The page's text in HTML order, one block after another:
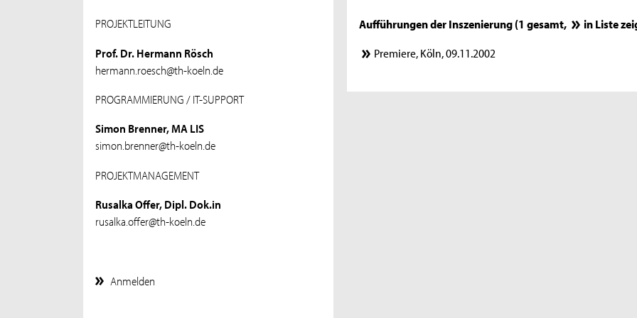
PROJEKTLEITUNG
Prof. Dr. Hermann Rösch
hermann.roesch@th-koeln.de
PROGRAMMIERUNG / IT-SUPPORT
Simon Brenner, MA LIS
simon.brenner@th-koeln.de
PROJEKTMANAGEMENT
Rusalka Offer, Dipl. Dok.in
rusalka.offer@th-koeln.de
Anmelden
Aufführungen der Inszenierung (1 gesamt, in Liste
Premiere, Köln, 09.11.2002